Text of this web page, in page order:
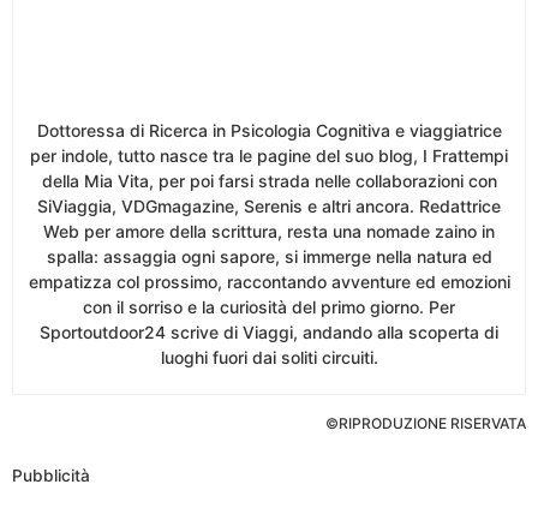
Dottoressa di Ricerca in Psicologia Cognitiva e viaggiatrice
per indole, tutto nasce tra le pagine del suo blog, I Frattempi
della Mia Vita, per poi farsi strada nelle collaborazioni con
SiViaggia, VDGmagazine, Serenis e altri ancora. Redattrice
Web per amore della scrittura, resta una nomade zaino in
spalla: assaggia ogni sapore, si immerge nella natura ed
empatizza col prossimo, raccontando avventure ed emozioni
con il sorriso e la curiosità del primo giorno. Per
Sportoutdoor24 scrive di Viaggi, andando alla scoperta di
luoghi fuori dai soliti circuiti.
©RIPRODUZIONE RISERVATA
Pubblicità